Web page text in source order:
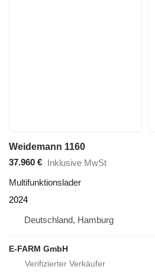
Weidemann 1160
37.960 € Inklusive MwSt
Multifunktionslader
2024
Deutschland, Hamburg
E-FARM GmbH